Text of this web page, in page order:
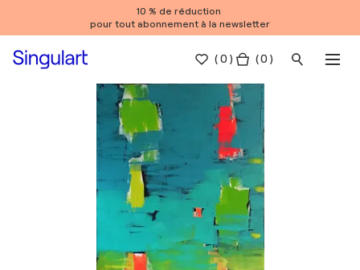
10 % de réduction
pour tout abonnement à la newsletter
(0 ) ( 0 )